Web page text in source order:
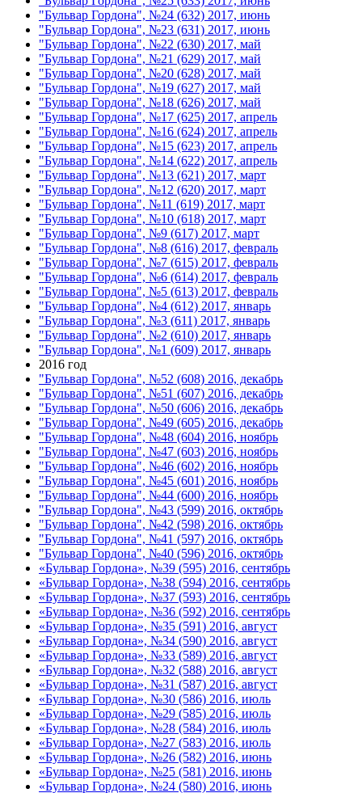
"Бульвар Гордона", №24 (632) 2017, июнь
"Бульвар Гордона", №23 (631) 2017, июнь
"Бульвар Гордона", №22 (630) 2017, май
"Бульвар Гордона", №21 (629) 2017, май
"Бульвар Гордона", №20 (628) 2017, май
"Бульвар Гордона", №19 (627) 2017, май
"Бульвар Гордона", №18 (626) 2017, май
"Бульвар Гордона", №17 (625) 2017, апрель
"Бульвар Гордона", №16 (624) 2017, апрель
"Бульвар Гордона", №15 (623) 2017, апрель
"Бульвар Гордона", №14 (622) 2017, апрель
"Бульвар Гордона", №13 (621) 2017, март
"Бульвар Гордона", №12 (620) 2017, март
"Бульвар Гордона", №11 (619) 2017, март
"Бульвар Гордона", №10 (618) 2017, март
"Бульвар Гордона", №9 (617) 2017, март
"Бульвар Гордона", №8 (616) 2017, февраль
"Бульвар Гордона", №7 (615) 2017, февраль
"Бульвар Гордона", №6 (614) 2017, февраль
"Бульвар Гордона", №5 (613) 2017, февраль
"Бульвар Гордона", №4 (612) 2017, январь
"Бульвар Гордона", №3 (611) 2017, январь
"Бульвар Гордона", №2 (610) 2017, январь
"Бульвар Гордона", №1 (609) 2017, январь
2016 год
"Бульвар Гордона", №52 (608) 2016, декабрь
"Бульвар Гордона", №51 (607) 2016, декабрь
"Бульвар Гордона", №50 (606) 2016, декабрь
"Бульвар Гордона", №49 (605) 2016, декабрь
"Бульвар Гордона", №48 (604) 2016, ноябрь
"Бульвар Гордона", №47 (603) 2016, ноябрь
"Бульвар Гордона", №46 (602) 2016, ноябрь
"Бульвар Гордона", №45 (601) 2016, ноябрь
"Бульвар Гордона", №44 (600) 2016, ноябрь
"Бульвар Гордона", №43 (599) 2016, октябрь
"Бульвар Гордона", №42 (598) 2016, октябрь
"Бульвар Гордона", №41 (597) 2016, октябрь
"Бульвар Гордона", №40 (596) 2016, октябрь
«Бульвар Гордона», №39 (595) 2016, сентябрь
«Бульвар Гордона», №38 (594) 2016, сентябрь
«Бульвар Гордона», №37 (593) 2016, сентябрь
«Бульвар Гордона», №36 (592) 2016, сентябрь
«Бульвар Гордона», №35 (591) 2016, август
«Бульвар Гордона», №34 (590) 2016, август
«Бульвар Гордона», №33 (589) 2016, август
«Бульвар Гордона», №32 (588) 2016, август
«Бульвар Гордона», №31 (587) 2016, август
«Бульвар Гордона», №30 (586) 2016, июль
«Бульвар Гордона», №29 (585) 2016, июль
«Бульвар Гордона», №28 (584) 2016, июль
«Бульвар Гордона», №27 (583) 2016, июль
«Бульвар Гордона», №26 (582) 2016, июнь
«Бульвар Гордона», №25 (581) 2016, июнь
«Бульвар Гордона», №24 (580) 2016, июнь